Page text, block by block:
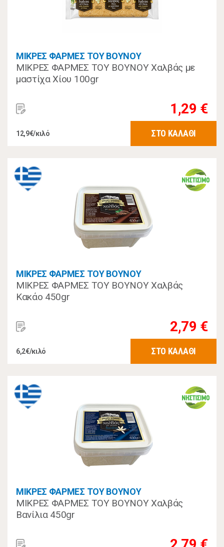
ΜΙΚΡΕΣ ΦΑΡΜΕΣ ΤΟΥ ΒΟΥΝΟΥ
ΜΙΚΡΕΣ ΦΑΡΜΕΣ ΤΟΥ ΒΟΥΝΟΥ Χαλβάς με
μαστίχα Χίου 100gr
1,29 €
12,9€/κιλό ΣΤΟ ΚΑΛΑΘΙ
ΜΙΚΡΕΣ ΦΑΡΜΕΣ ΤΟΥ ΒΟΥΝΟΥ
ΜΙΚΡΕΣ ΦΑΡΜΕΣ ΤΟΥ ΒΟΥΝΟΥ Χαλβάς
Κακάο 450gr
2,79 €
6,2€/κιλό ΣΤΟ ΚΑΛΑΘΙ
ΜΙΚΡΕΣ ΦΑΡΜΕΣ ΤΟΥ ΒΟΥΝΟΥ
ΜΙΚΡΕΣ ΦΑΡΜΕΣ ΤΟΥ ΒΟΥΝΟΥ Χαλβάς
Βανίλια 450gr